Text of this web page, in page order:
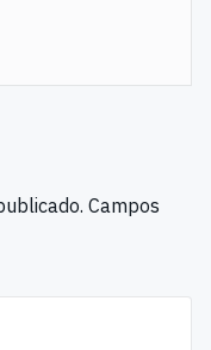
Campos